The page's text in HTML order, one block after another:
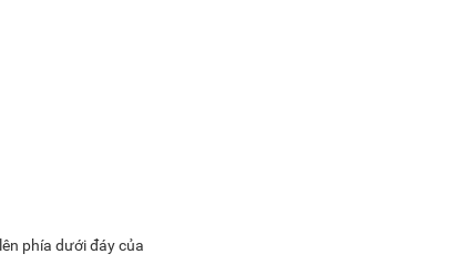
phía dưới đáy của